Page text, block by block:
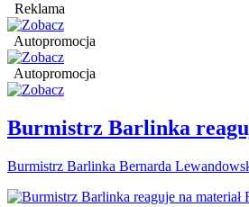
Reklama
Autopromocja
Autopromocja
Burmistrz Barlinka
Burmistrz Barlinka Bernarda